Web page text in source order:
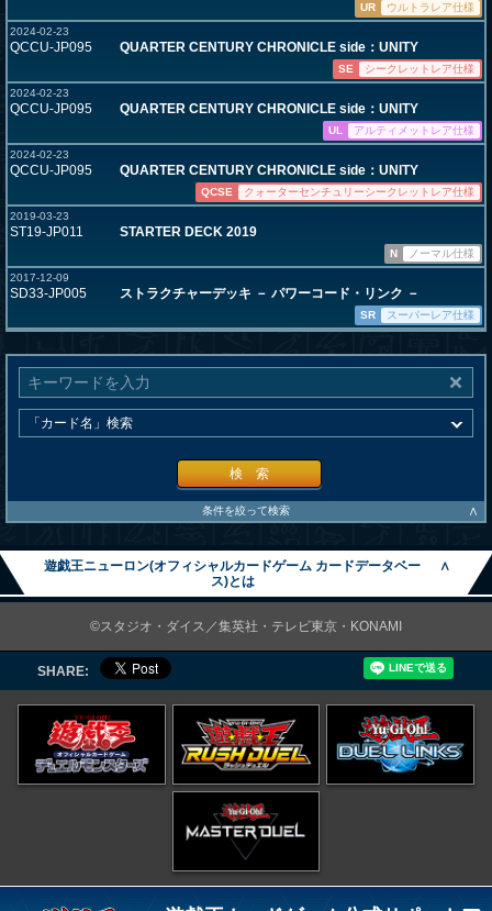
UR
ウルトラレア仕様
2024-02-23
QCCU-JP095 QUARTER CENTURY CHRONICLE side：UNITY
SE
シークレットレア仕様
2024-02-23
QCCU-JP095 QUARTER CENTURY CHRONICLE side：UNITY
UL
アルティメットレア仕様
2024-02-23
QCCU-JP095 QUARTER CENTURY CHRONICLE side：UNITY
QCSE
クォーターセンチュリーシークレットレア仕様
2019-03-23
ST19-JP011 STARTER DECK 2019
N
ノーマル仕様
2017-12-09
SD33-JP005 ストラクチャーデッキ － パワーコード・リンク －
SR スーパーレア仕様
検 索
条件を絞って検索 ∧
遊戯王ニューロン(オフィシャルカードゲーム カードデータベー
ス)とは
∧
©スタジオ・ダイス／集英社・テレビ東京・KONAMI
SHARE: